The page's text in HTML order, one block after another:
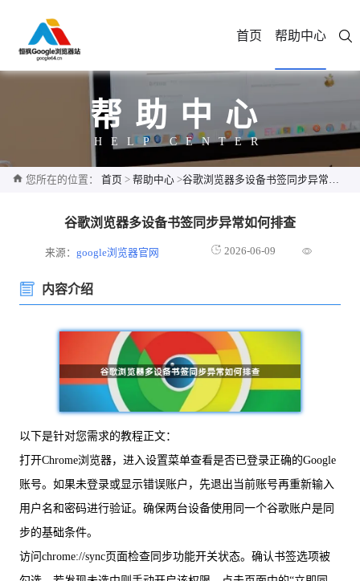
首页 帮助中心
帮助中心
HELP CENTER
您所在的位置： 首页 > 帮助中心 >谷歌浏览器多设备书签同步异常如何排查
谷歌浏览器多设备书签同步异常如何排查
来源：google浏览器官网 2026-06-09
内容介绍
以下是针对您需求的教程正文：
打开Chrome浏览器，进入设置菜单查看是否已登录正确的Google
账号。如果未登录或显示错误账户，先退出当前账号再重新输入
用户名和密码进行验证。确保两台设备使用同一个谷歌账户是同
步的基础条件。
访问chrome://sync页面检查同步功能开关状态。确认书签选项被